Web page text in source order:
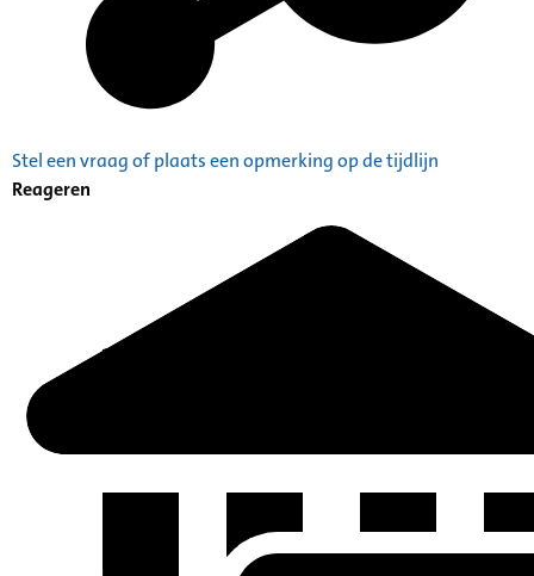
Stel een vraag of plaats een opmerking op de tijdlijn
Reageren